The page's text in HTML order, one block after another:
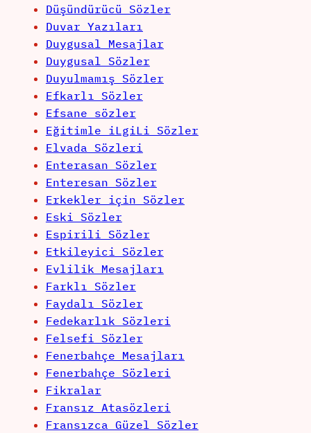
Düşündürücü Sözler
Duvar Yazıları
Duygusal Mesajlar
Duygusal Sözler
Duyulmamış Sözler
Efkarlı Sözler
Efsane sözler
Eğitimle iLgiLi Sözler
Elvada Sözleri
Enterasan Sözler
Enteresan Sözler
Erkekler için Sözler
Eski Sözler
Espirili Sözler
Etkileyici Sözler
Evlilik Mesajları
Farklı Sözler
Faydalı Sözler
Fedekarlık Sözleri
Felsefi Sözler
Fenerbahçe Mesajları
Fenerbahçe Sözleri
Fikralar
Fransız Atasözleri
Fransızca Güzel Sözler